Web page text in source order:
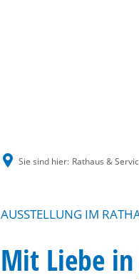
Sie sind hier: Rathaus &
AUSSTELLUNG IM
Mit Liebe